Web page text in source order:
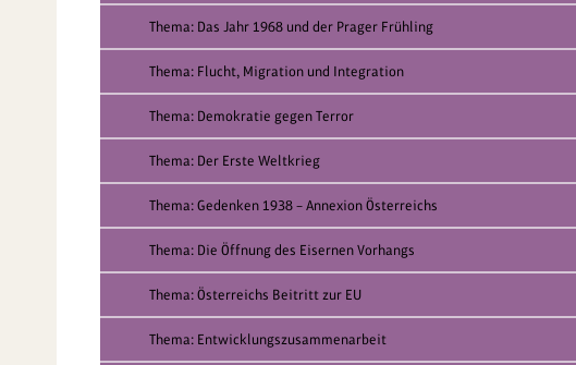
Thema: Das Jahr 1968 und der Prager Frühling
Thema: Flucht, Migration und Integration
Thema: Demokratie gegen Terror
Thema: Der Erste Weltkrieg
Thema: Gedenken 1938 – Annexion Österreichs
Thema: Die Öffnung des Eisernen Vorhangs
Thema: Österreichs Beitritt zur EU
Thema: Entwicklungszusammenarbeit